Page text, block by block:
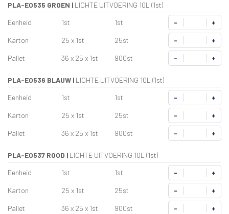
PLA-E0535 GROEN | LICHTE UITVOERING 10L (1st)
Eenheid
1st 1st - +
Karton 25 x 1st 25st - +
Pallet 36 x 25 x 1st 900st - +
PLA-E0536 BLAUW | LICHTE UITVOERING 10L (1st)
Eenheid
1st 1st - +
Karton 25 x 1st 25st - +
Pallet 36 x 25 x 1st 900st - +
PLA-E0537 ROOD | LICHTE UITVOERING 10L (1st)
Eenheid
1st 1st - +
Karton 25 x 1st 25st - +
Pallet 36 x 25 x 1st 900st - +